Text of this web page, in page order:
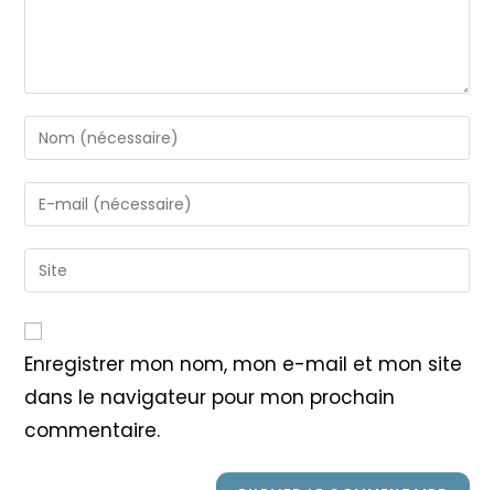
Enter
your
name
or
to
comment
Enter
your
email
address
Saisir
l’URL
votre
site
(facultatif)
Enregistrer mon nom, mon e-mail et mon site
dans le navigateur pour mon prochain
commentaire.